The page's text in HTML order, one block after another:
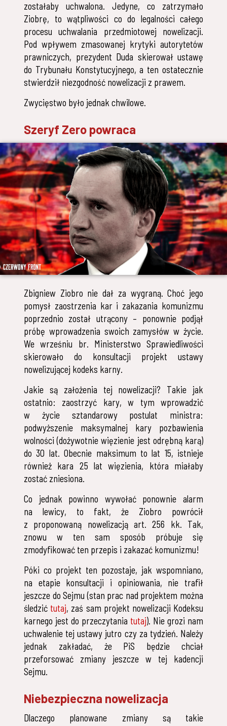
zostałaby uchwalona. Jedyne, co zatrzymało
Ziobrę, to wątpliwości co do legalności całego
procesu uchwalania przedmiotowej nowelizacji.
Pod wpływem zmasowanej krytyki autorytetów
prawniczych, prezydent Duda skierował ustawę
do Trybunału Konstytucyjnego, a ten ostatecznie
stwierdził niezgodność nowelizacji z prawem.
Zwycięstwo było jednak chwilowe.
Szeryf Zero powraca
Zbigniew Ziobro nie dał za wygraną. Choć jego
pomysł zaostrzenia kar i zakazania komunizmu
poprzednio został utrącony – ponownie podjął
próbę wprowadzenia swoich zamysłów w życie.
We wrześniu br. Ministerstwo Sprawiedliwości
skierowało do konsultacji projekt ustawy
nowelizującej kodeks karny.
Jakie są założenia tej nowelizacji? Takie jak
ostatnio: zaostrzyć kary, w tym wprowadzić
w życie sztandarowy postulat ministra:
podwyższenie maksymalnej kary pozbawienia
wolności (dożywotnie więzienie jest odrębną karą)
do 30 lat. Obecnie maksimum to lat 15, istnieje
również kara 25 lat więzienia, która miałaby
zostać zniesiona.
Co jednak powinno wywołać ponownie alarm
na lewicy, to fakt, że Ziobro powrócił
z proponowaną nowelizacją art. 256 kk. Tak,
znowu w ten sam sposób próbuje się
zmodyfikować ten przepis i zakazać komunizmu!
Póki co projekt ten pozostaje, jak wspomniano,
na etapie konsultacji i opiniowania, nie trafił
jeszcze do Sejmu (stan prac nad projektem można
śledzić tutaj, zaś sam projekt nowelizacji Kodeksu
karnego jest do przeczytania tutaj). Nie grozi nam
uchwalenie tej ustawy jutro czy za tydzień. Należy
jednak zakładać, że PiS będzie chciał
przeforsować zmiany jeszcze w tej kadencji
Sejmu.
Niebezpieczna nowelizacja
Dlaczego planowane zmiany są takie